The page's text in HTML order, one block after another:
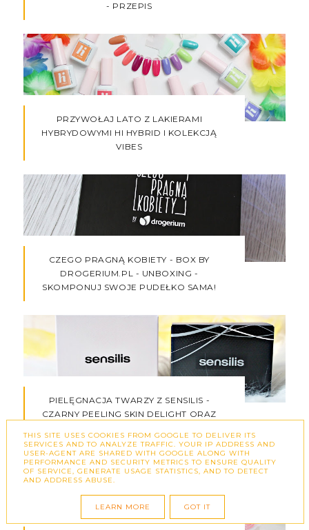
- PRZEPIS
PRZYWOŁAJ LATO Z LAKIERAMI
HYBRYDOWYMI HI HYBRID I KOLEKCJĄ
VIBES
CZEGO PRAGNĄ KOBIETY - BOX BY
DROGERIUM.PL - UNBOXING -
SKOMPONUJ SWOJE PUDEŁKO SAMA!
PIELĘGNACJA TWARZY Z SENSILIS -
CZARNY PEELING SKIN DELIGHT ORAZ
THIS SITE USES COOKIES FROM GOOGLE TO DELIVER ITS
SERVICES AND TO ANALYZE TRAFFIC. YOUR IP ADDRESS AND
USER-AGENT ARE SHARED WITH GOOGLE ALONG WITH
PERFORMANCE AND SECURITY METRICS TO ENSURE QUALITY
OF SERVICE, GENERATE USAGE STATISTICS, AND TO DETECT
AND ADDRESS ABUSE.
LEARN MORE GOT IT